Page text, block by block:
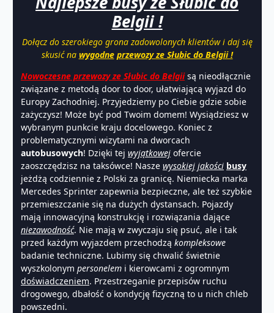
Belgii !
Dołącz do szerokiego grona zadowolonych klientów i daj się
skusić na wygodne przewozy ze Słubic do Belgii !
Nowoczesne przewozy ze Słubic do Belgii są nieodłącznie
związane z metodą door to door, ułatwiającą wyjazd do
Europy Zachodniej. Przyjedziemy po Ciebie gdzie sobie
zażyczysz! Może być pod Twoim domem! Wysiądziesz w
wybranym punkcie kraju docelowego. Koniec z
problematycznymi wizytami na dworcach
autobusowych! Dzięki tej wyjątkowej ofercie
zaoszczędzisz na taksówce! Nasze wysokiej jakości busy
jeżdżą codziennie z Polski za granicę. Niemiecka marka
Mercedes Sprinter zapewnia bezpieczne, ale też szybkie
przemieszczanie się na dużych dystansach. Pojazdy
mają innowacyjną konstrukcję i rozwiązania dające
niezawodność. Nie mają w zwyczaju się psuć, ale i tak
przed każdym wyjazdem przechodzą kompleksowe
badanie techniczne. Lubimy się chwalić świetnie
wyszkolonym personelem i kierowcami z ogromnym
doświadczeniem. Przestrzeganie przepisów ruchu
drogowego, dbałość o kondycję fizyczną to u nich chleb
powszedni.